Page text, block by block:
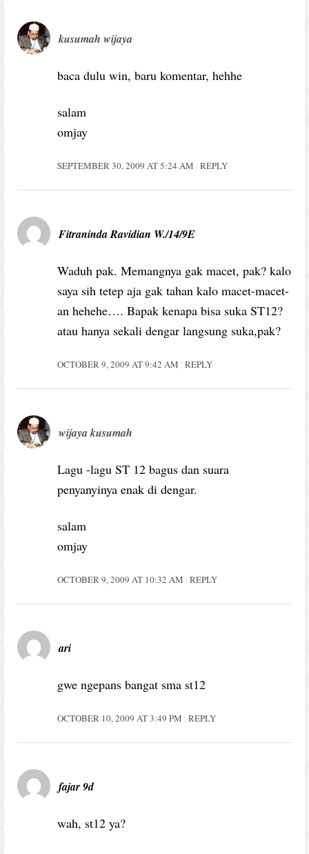
kusumah wijaya
baca dulu win, baru komentar, hehhe
salam
omjay
SEPTEMBER 30, 2009 AT 5:24 AM REPLY
Fitraninda Ravidian W./14/9E
Waduh pak. Memangnya gak macet, pak? kalo
saya sih tetep aja gak tahan kalo macet-macet-
an hehehe…. Bapak kenapa bisa suka ST12?
atau hanya sekali dengar langsung suka,pak?
OCTOBER 9, 2009 AT 9:42 AM REPLY
wijaya kusumah
Lagu -lagu ST 12 bagus dan suara
penyanyinya enak di dengar.
salam
omjay
OCTOBER 9, 2009 AT 10:32 AM REPLY
ari
gwe ngepans bangat sma st12
OCTOBER 10, 2009 AT 3:49 PM REPLY
fajar 9d
wah, st12 ya?